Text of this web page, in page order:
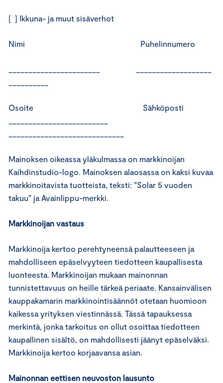
[ ] Ikkuna- ja muut sisäverhot
Nimi Puhelinnumero
Osoite Sähköposti
Mainoksen oikeassa yläkulmassa on markkinoijan
Kaihdinstudio-logo. Mainoksen alaosassa on kaksi kuvaa
markkinoitavista tuotteista, teksti: ”Solar 5 vuoden
takuu” ja Avainlippu-merkki.
Markkinoijan vastaus
Markkinoija kertoo perehtyneensä palautteeseen ja
mahdolliseen epäselvyyteen tiedotteen kaupallisesta
luonteesta. Markkinoijan mukaan mainonnan
tunnistettavuus on heille tärkeä periaate. Kansainvälisen
kauppakamarin markkinointisäännöt otetaan huomioon
kaikessa yrityksen viestinnässä. Tässä tapauksessa
merkintä, jonka tarkoitus on ollut osoittaa tiedotteen
kaupallinen sisältö, on mahdollisesti jäänyt epäselväksi.
Markkinoija kertoo korjaavansa asian.
Mainonnan eettisen neuvoston lausunto